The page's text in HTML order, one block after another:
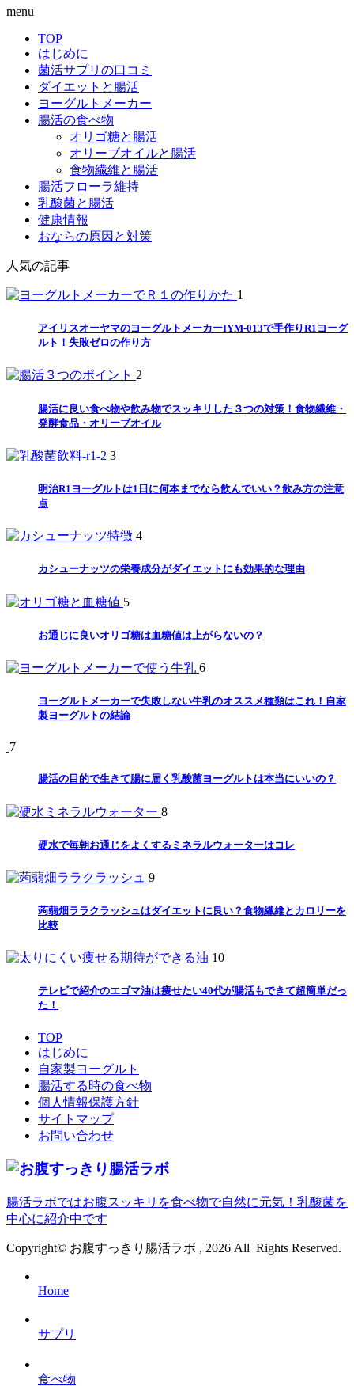
menu
TOP
はじめに
菌活サプリの口コミ
ダイエットと腸活
ヨーグルトメーカー
腸活の食べ物
オリゴ糖と腸活
オリーブオイルと腸活
食物繊維と腸活
腸活フローラ維持
乳酸菌と腸活
健康情報
おならの原因と対策
人気の記事
1
アイリスオーヤマのヨーグルトメーカーIYM-013で手作りR1ヨーグ
ルト！失敗ゼロの作り方
2
腸活に良い食べ物や飲み物でスッキリした３つの対策！食物繊維・
発酵食品・オリーブオイル
3
明治R1ヨーグルトは1日に何本までなら飲んでいい？飲み方の注意
点
4
カシューナッツの栄養成分がダイエットにも効果的な理由
5
お通じに良いオリゴ糖は血糖値は上がらないの？
6
ヨーグルトメーカーで失敗しない牛乳のオススメ種類はこれ！自家
製ヨーグルトの結論
7
腸活の目的で生きて腸に届く乳酸菌ヨーグルトは本当にいいの？
8
硬水で毎朝お通じをよくするミネラルウォーターはコレ
9
蒟蒻畑ララクラッシュはダイエットに良い？食物繊維とカロリーを
比較
10
テレビで紹介のエゴマ油は痩せたい40代が腸活もできて超簡単だっ
た！
TOP
はじめに
自家製ヨーグルト
腸活する時の食べ物
個人情報保護方針
サイトマップ
お問い合わせ
腸活ラボではお腹スッキリを食べ物で自然に元気！乳酸菌を
中心に紹介中です
Copyright© お腹すっきり腸活ラボ , 2026 All Rights Reserved.
Home
サプリ
食べ物